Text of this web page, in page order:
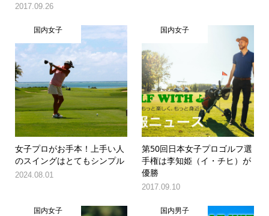
2017.09.26
国内女子
女子プロがお手本！上手い人
のスイングはとてもシンプル
2024.08.01
国内女子
第50回日本女子プロゴルフ選
手権は李知姫（イ・チヒ）が
優勝
2017.09.10
国内女子 国内男子